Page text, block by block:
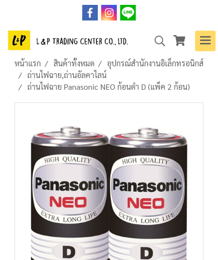
หน้าแรก สินค้าทั้งหมด
อุปกรณ์สำนักงานอิเล็กทรอนิกส์
ถ่านไฟฉาย,ถ่านอัลคาไลน์
ถ่านไฟฉาย Panasonic NEO ก้อนดำ D (แพ็ค 2 ก้อน)